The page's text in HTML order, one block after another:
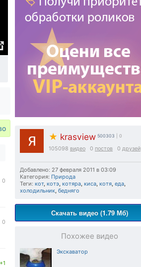
★ krasview 500303 | 0
105098 видео 0 постов 0 друзей
Добавлено: 27 февраля 2011 в 03:09
Категория: Природа
Теги: кот, котэ, котяра, киса, котя, еда,
холодильник, бедняго
Скачать видео (1.79 Мб)
Похожее видео
Экскаватор
0
0
+1